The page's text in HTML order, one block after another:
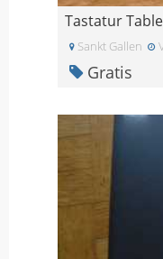
Tastatur
Sankt Gallen
Gratis